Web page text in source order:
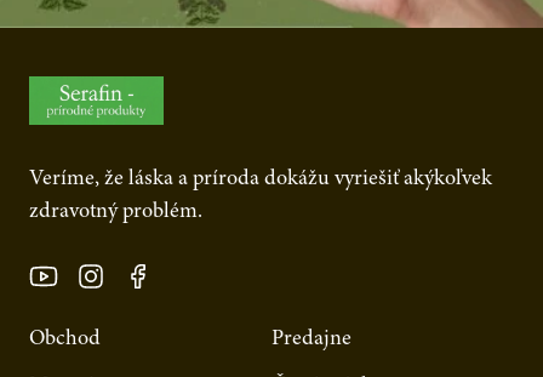
Veríme, že láska a príroda dokážu vyriešiť akýkoľvek
zdravotný problém.
Obchod Predajne